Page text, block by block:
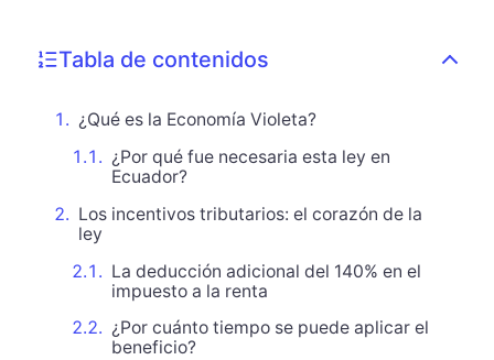
Tabla de contenidos
¿Qué es la Economía Violeta?
¿Por qué fue necesaria esta ley en
Ecuador?
Los incentivos tributarios: el corazón de la
ley
La deducción adicional del 140% en el
impuesto a la renta
¿Por cuánto tiempo se puede aplicar el
beneficio?